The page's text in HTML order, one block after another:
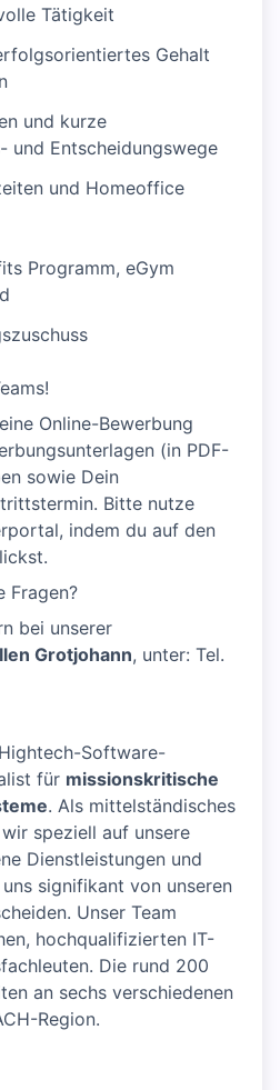
Tätigkeit
Gehalt
und kurze
und Entscheidungswege
und Homeoffice
Programm, eGym
Online-Bewerbung
(in PDF-
sowie Dein
Bitte nutze
indem du auf den
Fragen?
bei unserer
Grotjohann, unter: Tel.
Software-
für missionskritische
. Als mittelständisches
speziell auf unsere
Dienstleistungen und
signifikant von unseren
Unser Team
hochqualifizierten IT-
Die rund 200
an sechs verschiedenen
Region.